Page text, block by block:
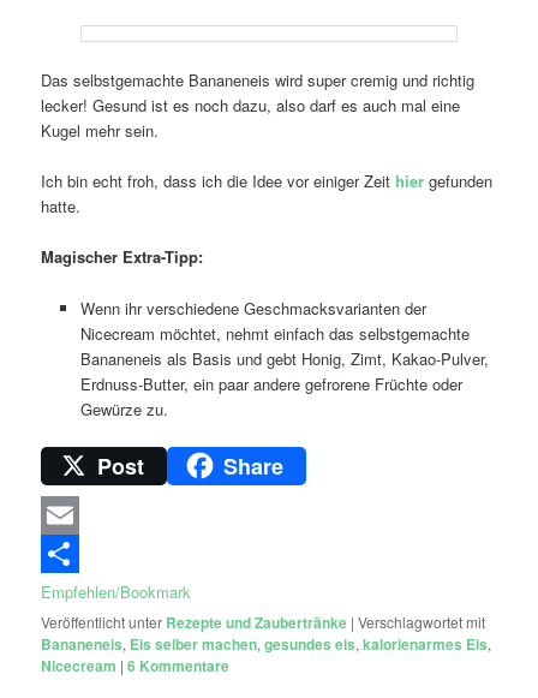
Das selbstgemachte Bananeneis wird super cremig und richtig
lecker! Gesund ist es noch dazu, also darf es auch mal eine
Kugel mehr sein.
Ich bin echt froh, dass ich die Idee vor einiger Zeit hiergefunden
hatte.
Magischer Extra-Tipp:
Wenn ihr verschiedene Geschmacksvarianten der
Nicecream möchtet, nehmt einfach das selbstgemachte
Bananeneis als Basis und gebt Honig, Zimt, Kakao-Pulver,
Erdnuss-Butter, ein paar andere gefrorene Früchte oder
Gewürze zu.
Post Share
Email
Empfehlen/Bookmark
Veröffentlicht unter Rezepte und Zaubertränke |Verschlagwortet mit
Bananeneis, Eis selber machen,gesundes eis,kalorienarmes Eis,
Nicecream |6 Kommentare